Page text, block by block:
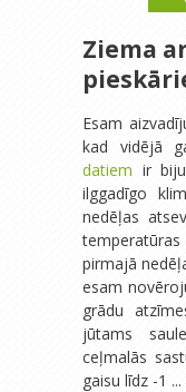
Ziema
Esam
kad vidējā
datiem ir
ilggadīgo
nedēļas
pirmajā
esam
grādu
jūtams
ceļmalās
gaisu līdz -1